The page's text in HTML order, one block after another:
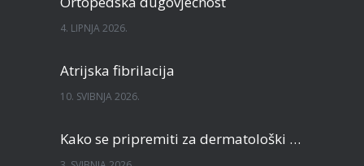
4. LIPNJA 2026.
Atrijska fibrilacija
10. SVIBNJA 2026.
Kako se pripremiti za dermatološki pregled?